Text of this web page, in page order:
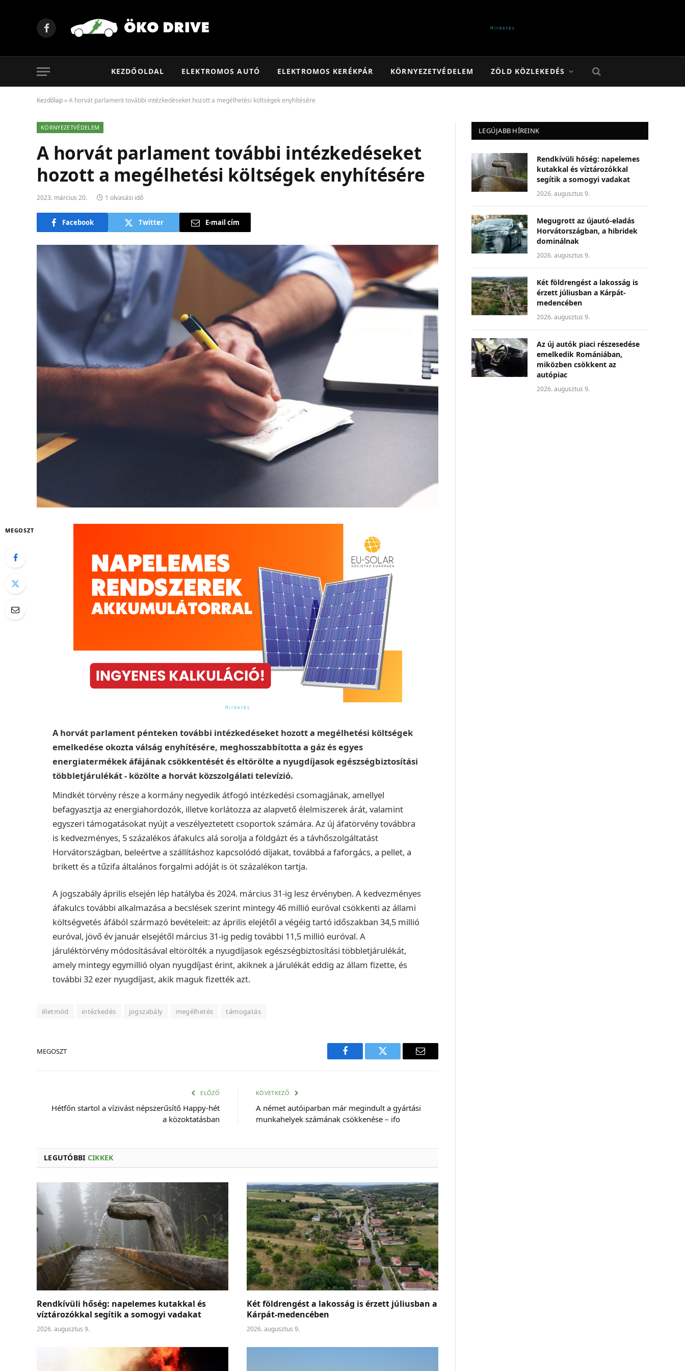
Facebook
KEZDŐOLDAL ELEKTROMOS AUTÓ ELEKTROMOS KERÉKPÁR KÖRNYEZETVÉDELEM ZÖLD KÖZLEKEDÉS
Kezdőlap »A horvát parlament további intézkedéseket hozott a megélhetési költségek enyhítésére
KÖRNYEZETVÉDELEM
A horvát parlament további intézkedéseket
hozott a megélhetési költségek enyhítésére
2023. március 20. 1 olvasási idő
Facebook Twitter E-mail cím
MEGOSZT
A horvát parlament pénteken további intézkedéseket hozott a megélhetési költségek
emelkedése okozta válság enyhítésére, meghosszabbította a gáz és egyes
energiatermékek áfájának csökkentését és eltörölte a nyugdíjasok egészségbiztosítási
többletjárulékát - közölte a horvát közszolgálati televízió.
Mindkét törvény része a kormány negyedik átfogó intézkedési csomagjának, amellyel
befagyasztja az energiahordozók, illetve korlátozza az alapvető élelmiszerek árát, valamint
egyszeri támogatásokat nyújt a veszélyeztetett csoportok számára.Az új áfatörvény továbbra
is kedvezményes, 5 százalékos áfakulcs alá sorolja a földgázt és a távhőszolgáltatást
Horvátországban, beleértve a szállításhoz kapcsolódó díjakat, továbbá a faforgács, a pellet, a
brikett és a tűzifa általános forgalmi adóját is öt százalékon tartja.
A jogszabály április elsején lép hatályba és 2024. március 31-ig lesz érvényben.A kedvezményes
áfakulcs további alkalmazása a becslések szerint mintegy 46 millió euróval csökkenti az állami
költségvetés áfából származó bevételeit: az április elejétől a végéig tartó időszakban 34,5 millió
euróval, jövő év január elsejétől március 31-ig pedig további 11,5 millió euróval.A
járuléktörvény módosításával eltörölték a nyugdíjasok egészségbiztosítási többletjárulékát,
amely mintegy egymillió olyan nyugdíjast érint, akiknek a járulékát eddig az állam fizette, és
további 32 ezer nyugdíjast, akik maguk fizették azt.
életmód intézkedés jogszabály megélhetés támogatás
MEGOSZT
Facebook Twitter
E-
ELŐZŐ
Hétfőn startol a vízivást népszerűsítő Happy-hét
a közoktatásban
KÖVETKEZŐ
A német autóiparban már megindult a gyártási
munkahelyek számának csökkenése – ifo
LEGUTÓBBI CIKKEK
Rendkívüli hőség: napelemes kutakkal és
víztározókkal segítik a somogyi vadakat
2026. augusztus 9.
Két földrengést a lakosság is érzett júliusban a
Kárpát-medencében
2026. augusztus 9.
LEGÚJABB HÍREINK
Rendkívüli hőség: napelemes
kutakkal és víztározókkal
segítik a somogyi vadakat
2026. augusztus 9.
Megugrott az újautó-eladás
Horvátországban, a hibridek
dominálnak
2026. augusztus 9.
Két földrengést a lakosság is
érzett júliusban a Kárpát-
medencében
2026. augusztus 9.
Az új autók piaci részesedése
emelkedik Romániában,
miközben csökkent az
autópiac
2026. augusztus 9.